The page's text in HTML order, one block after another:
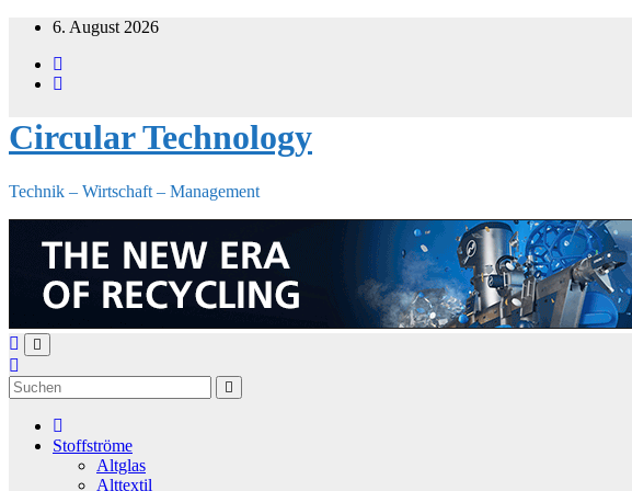
Zum
springen
6. August 2026
Circular Technology
Technik – Wirtschaft – Management
Stoffströme
Altglas
Alttextil